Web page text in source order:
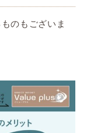
のもございま